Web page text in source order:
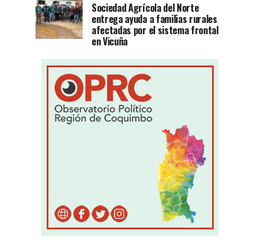
Sociedad Agrícola del Norte
entrega ayuda a familias rurales
afectadas por el sistema frontal
en Vicuña